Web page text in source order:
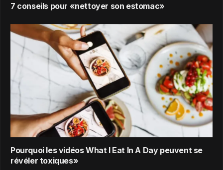
7 conseils pour «nettoyer son estomac»
Pourquoi les vidéos What I Eat In A Day peuvent se
révéler toxiques»